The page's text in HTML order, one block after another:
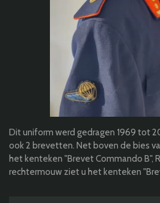
Dit uniform werd gedragen 1969 tot
ook 2 brevetten. Net boven de bies
het kenteken "Brevet Commando B",
rechtermouw ziet u het kenteken